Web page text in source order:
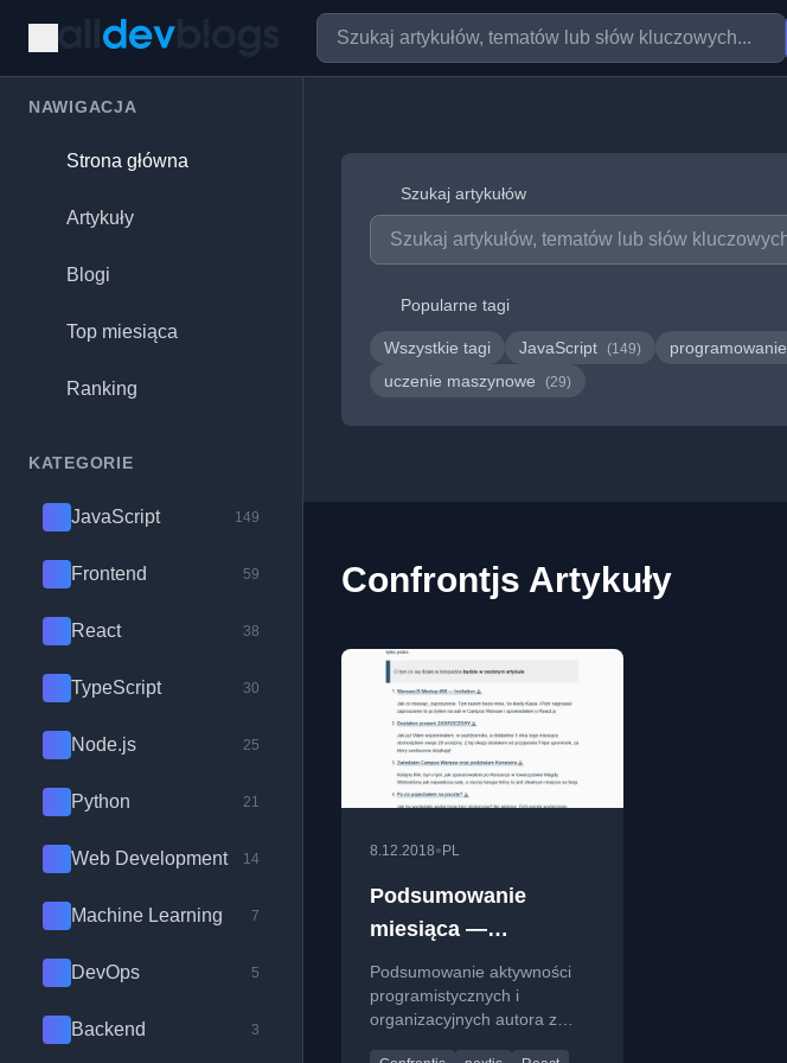
NAWIGACJA
Strona główna
Artykuły
Blogi
Top miesiąca
Ranking
KATEGORIE
JavaScript 149
Frontend 59
React 38
TypeScript 30
Node.js 25
Python 21
Web Development 14
Machine Learning 7
DevOps 5
Backend 3
Szukaj artykułów
Popularne tagi
Wszystkie tagi JavaScript (149) programowanie
uczenie maszynowe (29)
Confrontjs Artykuły
8.12.2018• PL
Podsumowanie
miesiąca —
Październik 2018
Podsumowanie aktywności
programistycznych i
organizacyjnych autora z